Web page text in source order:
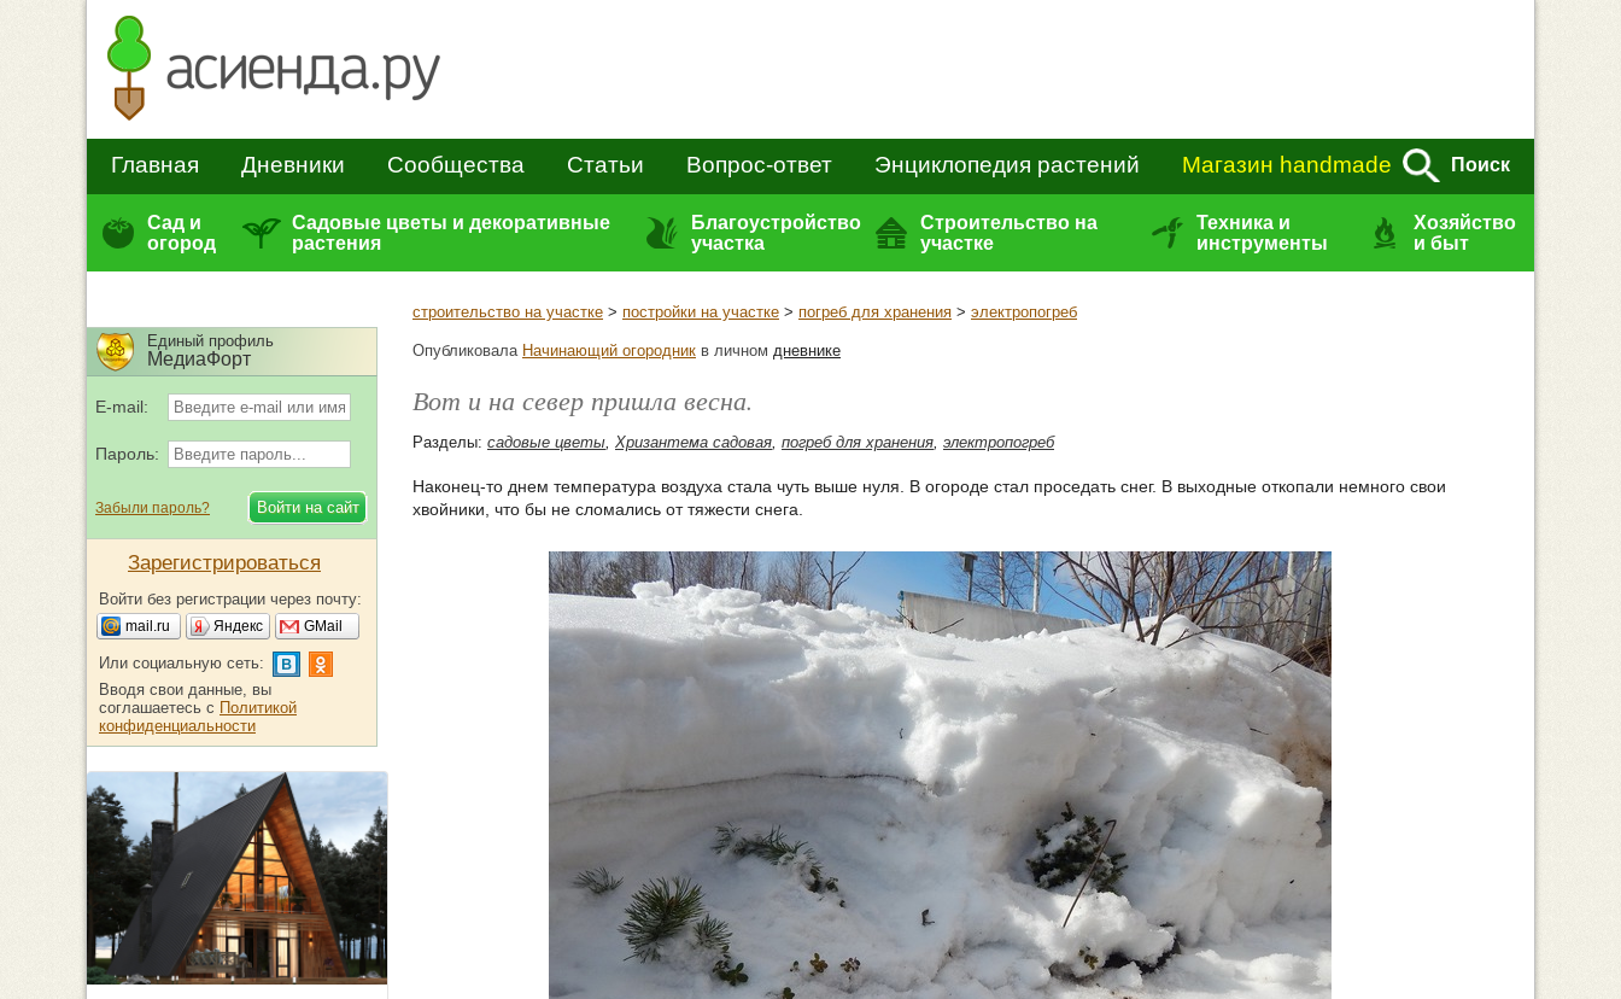
Главная Дневники Сообщества Статьи Вопрос-ответ Энциклопедия растений Магазин handmade Поиск
Сад и
огород
Садовые цветы и декоративные
растения
Благоустройство
участка
Строительство на
участке
Техника и
инструменты
Хозяйство
и быт
строительство на участке > постройки на участке > погреб для хранения > электропогреб
Опубликовала Начинающий огородник в личном дневнике
Вот и на север пришла весна.
Разделы: садовые цветы, Хризантема садовая, погреб для хранения, электропогреб
Наконец-то днем температура воздуха стала чуть выше нуля. В огороде стал проседать снег. В выходные откопали немного свои
хвойники, что бы не сломались от тяжести снега.
Единый профиль
МедиаФорт
E-mail:
Пароль:
Забыли пароль?
Зарегистрироваться
Войти без регистрации через почту:
mail.ru Яндекс GMail
Или социальную сеть:
Вводя свои данные, вы
соглашаетесь с Политикой
конфиденциальности